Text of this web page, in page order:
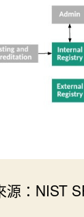
：NIST